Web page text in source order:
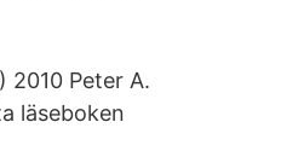
2010 Peter A.
läseboken